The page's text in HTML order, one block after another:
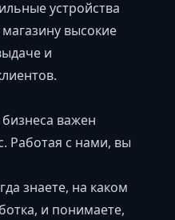
устройства
высокие
и
важен
Работая с нами, вы
знаете, на каком
и понимаете,